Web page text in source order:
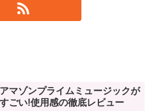
アマゾンプライムミュージックが
すごい!使用感の徹底レビュー